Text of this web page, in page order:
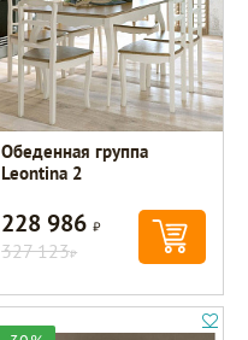
Обеденная группа
Leontina 2
228 986Р
327 123Р